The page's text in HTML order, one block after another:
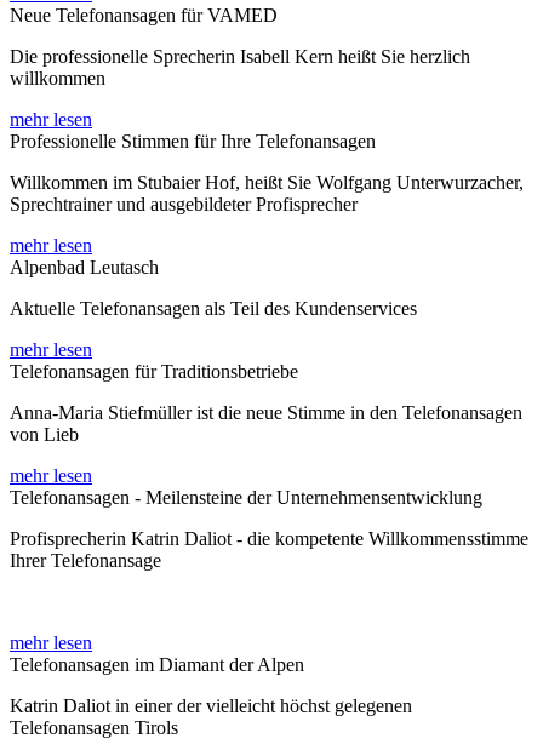
Neue Telefonansagen für VAMED
Die professionelle Sprecherin Isabell Kern heißt Sie herzlich
willkommen
mehr lesen
Professionelle Stimmen für Ihre Telefonansagen
Willkommen im Stubaier Hof, heißt Sie Wolfgang Unterwurzacher,
Sprechtrainer und ausgebildeter Profisprecher
mehr lesen
Alpenbad Leutasch
Aktuelle Telefonansagen als Teil des Kundenservices
mehr lesen
Telefonansagen für Traditionsbetriebe
Anna-Maria Stiefmüller ist die neue Stimme in den Telefonansagen
von Lieb
mehr lesen
Telefonansagen - Meilensteine der Unternehmensentwicklung
Profisprecherin Katrin Daliot - die kompetente Willkommensstimme
Ihrer Telefonansage
mehr lesen
Telefonansagen im Diamant der Alpen
Katrin Daliot in einer der vielleicht höchst gelegenen
Telefonansagen Tirols